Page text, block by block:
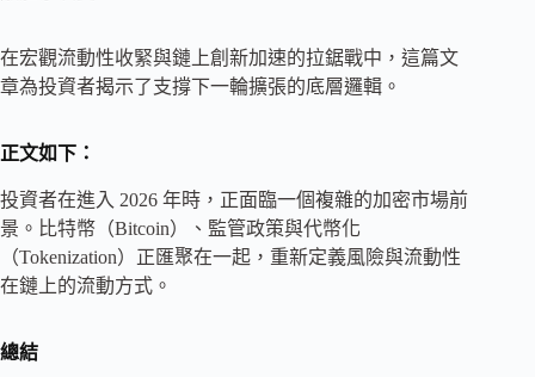
在宏觀流動性收緊與鏈上創新加速的拉鋸戰中，這篇文
章為投資者揭示了支撐下一輪擴張的底層邏輯。
正文如下：
投資者在進入 2026 年時，正面臨一個複雜的加密市場前
景。比特幣（Bitcoin）、監管政策與代幣化
（Tokenization）正匯聚在一起，重新定義風險與流動性
在鏈上的流動方式。
總結